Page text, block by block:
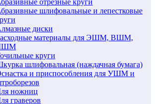
отрезные круги
шлифовальные и лепестковые
диски
материалы для ЭШМ, ВШМ,
круги
шлифовальная (наждачная бумага)
и приспособления для УШМ и
ножниц
граверов